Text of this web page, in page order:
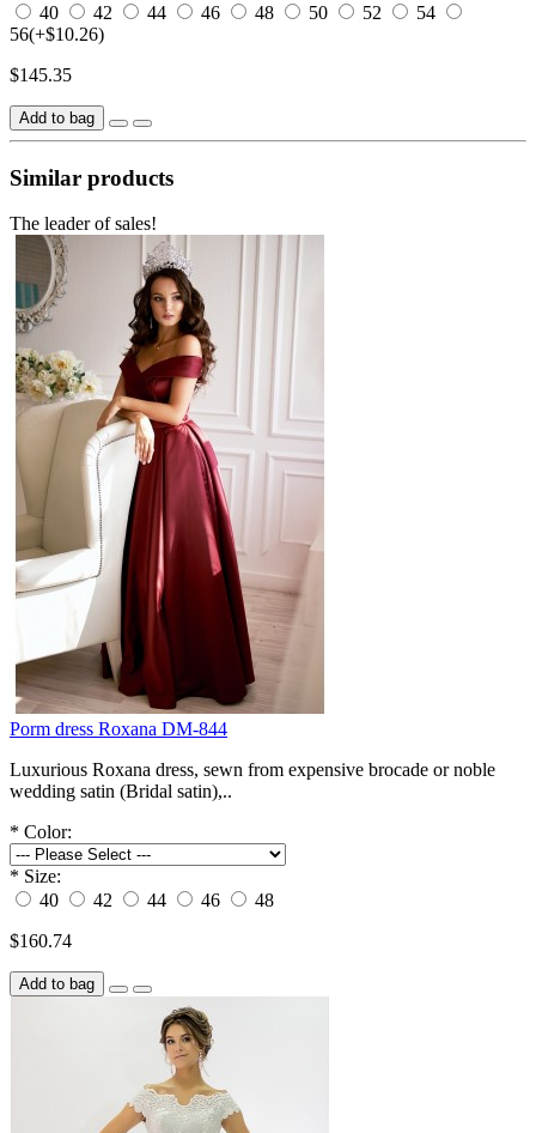
40
42 44 46 48 50 52
54
56(+$10.26)
$145.35
Add to bag
Similar products
The leader of sales!
Porm dress Roxana DM-844
Luxurious Roxana dress, sewn from expensive brocade or noble
wedding satin (Bridal satin),..
* Color:
* Size:
40
42 44 46
48
$160.74
Add to bag